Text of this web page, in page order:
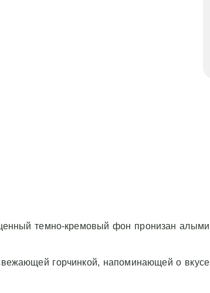
темно-кремовый фон пронизан алыми
горчинкой, напоминающей о вкусе